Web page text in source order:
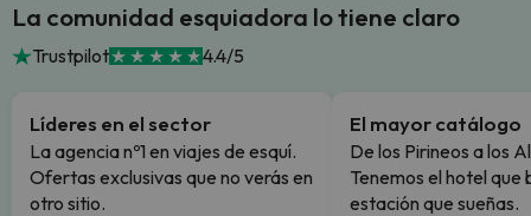
La comunidad esquiadora lo tiene claro
Trustpilot 4.4/5
Líderes en el sector
La agencia nº1 en viajes de esquí.
Ofertas exclusivas que no verás en
otro sitio.
El mayor catálogo
De los Pirineos a los
Tenemos el hotel que
estación que sueñas.